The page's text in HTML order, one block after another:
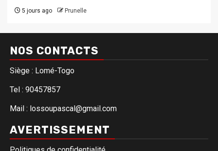
5 jours ago Prunelle
NOS CONTACTS
Siège : Lomé-Togo
Tel : 90457857
Mail : lossoupascal@gmail.com
AVERTISSEMENT